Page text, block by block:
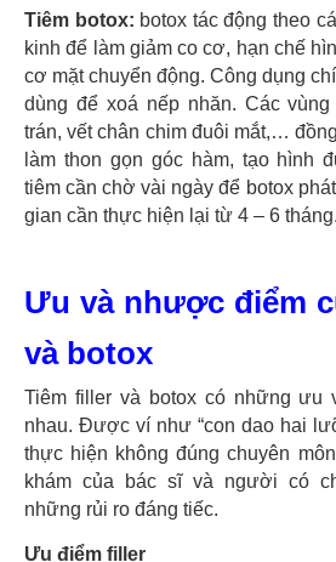
Tiêm botox: botox tác động theo
kinh để làm giảm co cơ, hạn chế
cơ mặt chuyển động. Công dụng
dùng để xoá nếp nhăn. Các
trán, vết chân chim đuôi mắt,…
làm thon gọn góc hàm, tạo hình
tiêm cần chờ vài ngày để botox
gian cần thực hiện lại từ 4 – 6 tháng.
Ưu và nhược điểm
và botox
Tiêm filler và botox có những ưu
nhau. Được ví như “con dao hai
thực hiện không đúng chuyên
khám của bác sĩ và người có
những rủi ro đáng tiếc.
Ưu điểm filler